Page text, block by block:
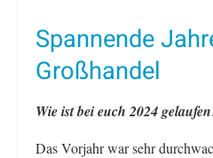
Spannende
Großhandel
Wie ist bei euch 2024
Das Vorjahr war sehr